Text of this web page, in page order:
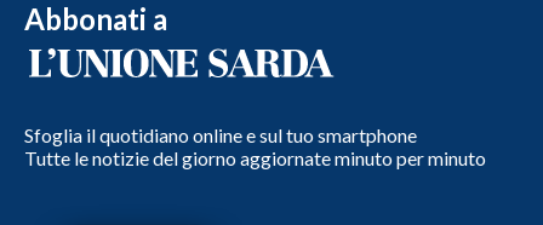
Abbonati a
Sfoglia il quotidiano online e sul tuo smartphone
Tutte le notizie del giorno aggiornate minuto per minuto